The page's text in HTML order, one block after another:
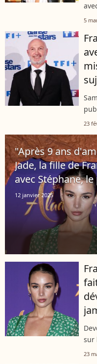
5
23
"Après 9 ans
Jade, la fille de
avec Stéphane,
12 janvier 2025
sur
23